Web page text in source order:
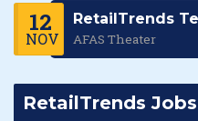
12
NOV
RetailTrends
AFAS Theater
RetailTrends Jobs